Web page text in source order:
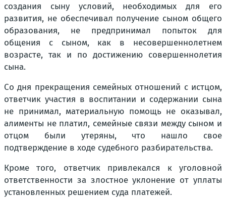
создания сыну условий, необходимых для его
развития, не обеспечивал получение сыном общего
образования, не предпринимал попыток для
общения с сыном, как в несовершеннолетнем
возрасте, так и по достижению совершеннолетия
сына.
Со дня прекращения семейных отношений с истцом,
ответчик участия в воспитании и содержании сына
не принимал, материальную помощь не оказывал,
алименты не платил, семейные связи между сыном и
отцом были утеряны, что нашло свое
подтверждение в ходе судебного разбирательства.
Кроме того, ответчик привлекался к уголовной
ответственности за злостное уклонение от уплаты
установленных решением суда платежей.